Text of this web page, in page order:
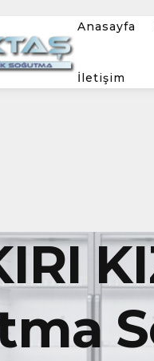
Anasayfa
İletişim